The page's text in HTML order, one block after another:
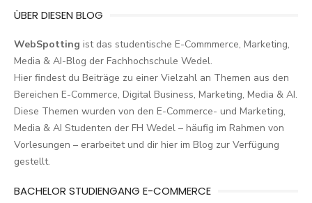
ÜBER DIESEN BLOG
WebSpotting ist das studentische E-Commmerce, Marketing,
Media & AI-Blog der Fachhochschule Wedel.
Hier findest du Beiträge zu einer Vielzahl an Themen aus den
Bereichen E-Commerce, Digital Business, Marketing, Media & AI.
Diese Themen wurden von den E-Commerce- und Marketing,
Media & AI Studenten der FH Wedel – häufig im Rahmen von
Vorlesungen – erarbeitet und dir hier im Blog zur Verfügung
gestellt.
BACHELOR STUDIENGANG E-COMMERCE